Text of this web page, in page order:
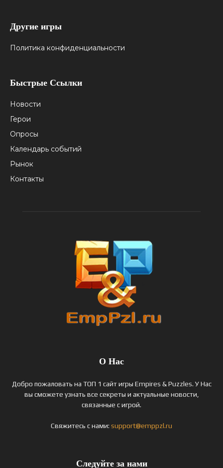
Другие игры
Политика конфиденциальности
Быстрые Ссылки
Новости
Герои
Опросы
Календарь событий
Рынок
Контакты
О Нас
Добро пожаловать на ТОП 1 сайт игры Empires & Puzzles. У Нас
вы сможете узнать все секреты и актуальные новости,
связанные с игрой.
Свяжитесь с нами: support@emppzl.ru
Следуйте за нами